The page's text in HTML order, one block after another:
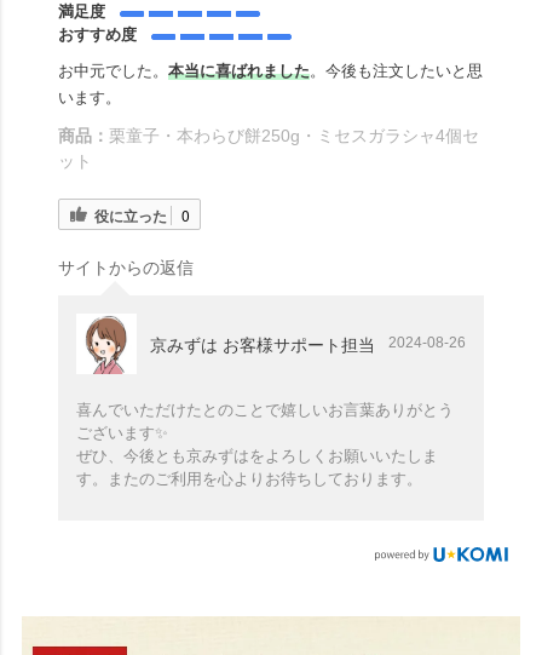
満足度
おすすめ度
お中元でした。 本当に喜ばれました。今後も注文したいと思
います。
商品： 栗童子・本わらび餅250g・ミセスガラシャ4個セ
ット
役に立った 0
サイトからの返信
京みずは お客様サポート担当 2024-08-26
喜んでいただけたとのことで嬉しいお言葉ありがとう
ございます✨
ぜひ、今後とも京みずはをよろしくお願いいたしま
す。またのご利用を心よりお待ちしております。